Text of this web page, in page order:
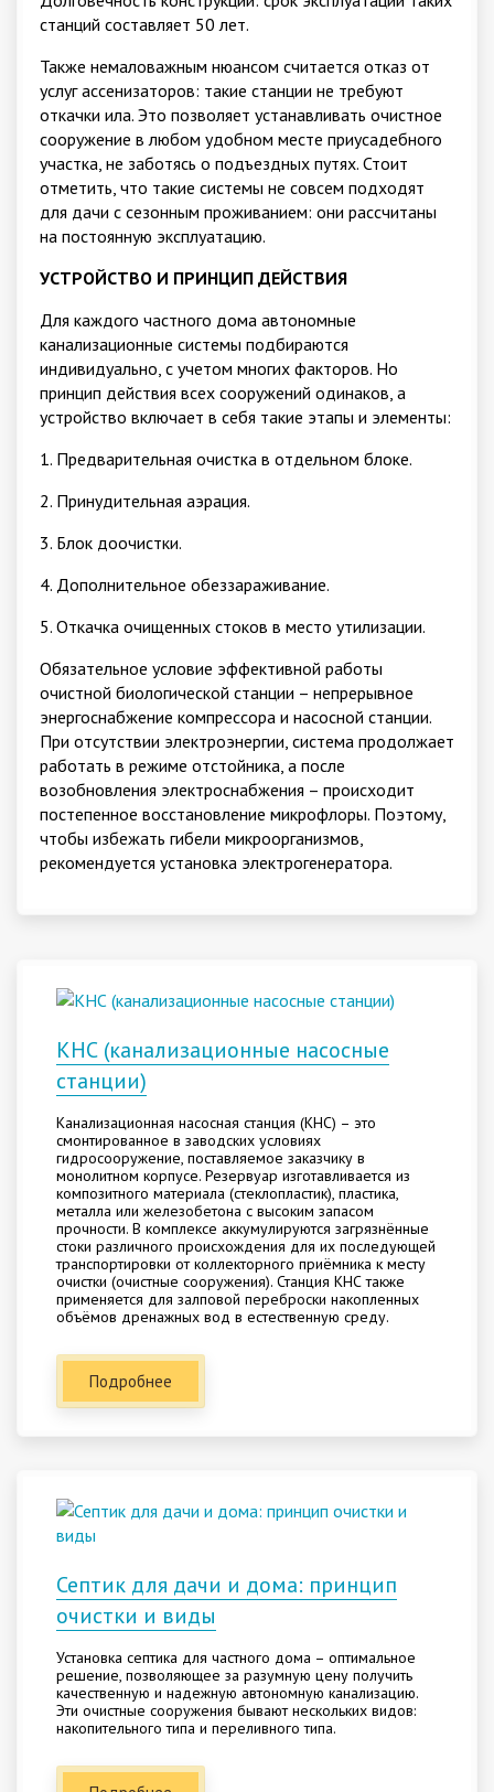
станций составляет 50 лет.
Также немаловажным нюансом считается отказ от
услуг ассенизаторов: такие станции не требуют
откачки ила. Это позволяет устанавливать очистное
сооружение в любом удобном месте приусадебного
участка, не заботясь о подъездных путях. Стоит
отметить, что такие системы не совсем подходят
для дачи с сезонным проживанием: они рассчитаны
на постоянную эксплуатацию.
УСТРОЙСТВО И ПРИНЦИП ДЕЙСТВИЯ
Для каждого частного дома автономные
канализационные системы подбираются
индивидуально, с учетом многих факторов. Но
принцип действия всех сооружений одинаков, а
устройство включает в себя такие этапы и элементы:
1. Предварительная очистка в отдельном блоке.
2. Принудительная аэрация.
3. Блок доочистки.
4. Дополнительное обеззараживание.
5. Откачка очищенных стоков в место утилизации.
Обязательное условие эффективной работы
очистной биологической станции – непрерывное
энергоснабжение компрессора и насосной станции.
При отсутствии электроэнергии, система продолжает
работать в режиме отстойника, а после
возобновления электроснабжения – происходит
постепенное восстановление микрофлоры. Поэтому,
чтобы избежать гибели микроорганизмов,
рекомендуется установка электрогенератора.
КНС (канализационные насосные
станции)
Канализационная насосная станция (КНС) – это
смонтированное в заводских условиях
гидросооружение, поставляемое заказчику в
монолитном корпусе. Резервуар изготавливается из
композитного материала (стеклопластик), пластика,
металла или железобетона с высоким запасом
прочности. В комплексе аккумулируются загрязнённые
стоки различного происхождения для их последующей
транспортировки от коллекторного приёмника к месту
очистки (очистные сооружения). Станция КНС также
применяется для залповой переброски накопленных
объёмов дренажных вод в естественную среду.
Подробнее
Септик для дачи и дома: принцип
очистки и виды
Установка септика для частного дома – оптимальное
решение, позволяющее за разумную цену получить
качественную и надежную автономную канализацию.
Эти очистные сооружения бывают нескольких видов:
накопительного типа и переливного типа.